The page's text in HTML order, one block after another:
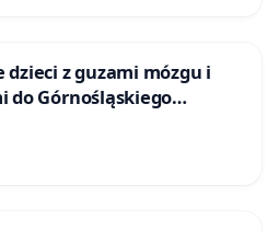
dzieci z guzami mózgu i
Górnośląskiego
w Katowicach